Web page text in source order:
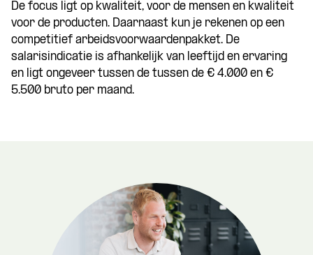
De focus ligt op kwaliteit, voor de mensen en kwaliteit
voor de producten. Daarnaast kun je rekenen op een
competitief arbeidsvoorwaardenpakket. De
salarisindicatie is afhankelijk van leeftijd en ervaring
en ligt ongeveer tussen de tussen de € 4.000 en €
5.500 bruto per maand.